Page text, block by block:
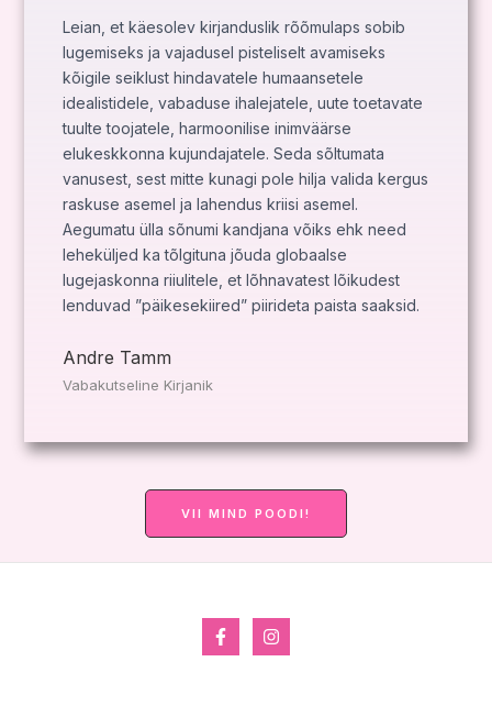
Leian, et käesolev kirjanduslik rõõmulaps sobib
lugemiseks ja vajadusel pisteliselt avamiseks
kõigile seiklust hindavatele humaansetele
idealistidele, vabaduse ihalejatele, uute toetavate
tuulte toojatele, harmoonilise inimväärse
elukeskkonna kujundajatele. Seda sõltumata
vanusest, sest mitte kunagi pole hilja valida kergus
raskuse asemel ja lahendus kriisi asemel.
Aegumatu ülla sõnumi kandjana võiks ehk need
leheküljed ka tõlgituna jõuda globaalse
lugejaskonna riiulitele, et lõhnavatest lõikudest
lenduvad ”päikesekiired” piirideta paista saaksid.
Andre Tamm
Vabakutseline Kirjanik
VII MIND POODI!